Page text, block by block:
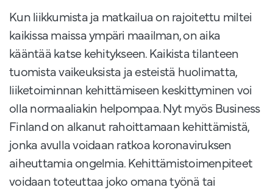
Kun liikkumista ja matkailua on rajoitettu miltei
kaikissa maissa ympäri maailman, on aika
kääntää katse kehitykseen. Kaikista tilanteen
tuomista vaikeuksista ja esteistä huolimatta,
liiketoiminnan kehittämiseen keskittyminen voi
olla normaaliakin helpompaa. Nyt myös Business
Finland on alkanut rahoittamaan kehittämistä,
jonka avulla voidaan ratkoa koronaviruksen
aiheuttamia ongelmia. Kehittämistoimenpiteet
voidaan toteuttaa joko omana työnä tai